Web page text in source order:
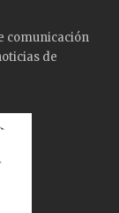
comunicación
de